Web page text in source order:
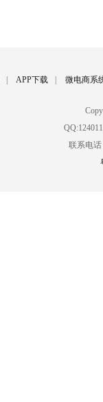
APP下载 微电商系
联系电话